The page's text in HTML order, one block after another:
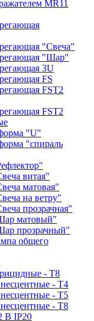
MR11
"Свеча"
"Шар"
3U
FS
FST2
FSТ2
"U"
"спираль
витая"
матовая"
на ветру"
прозрачная"
матовый"
прозрачный"
общего
- Т8
- Т4
- Т5
- Т8
В IP20